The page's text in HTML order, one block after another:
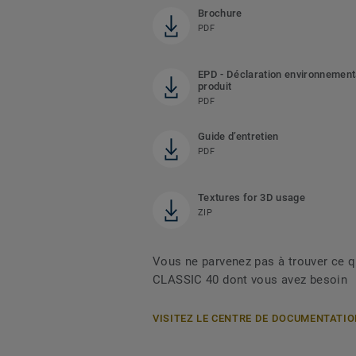
Brochure
PDF
EPD - Déclaration
produit
PDF
Guide d’entretien
PDF
Textures for 3D usage
ZIP
Vous ne parvenez pas à trouver ce
CLASSIC 40 dont vous avez besoin
VISITEZ LE CENTRE DE